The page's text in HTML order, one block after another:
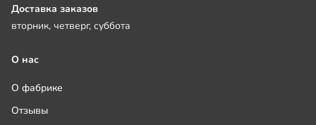
Доставка заказов
вторник, четверг, суббота
О нас
О фабрике
Отзывы